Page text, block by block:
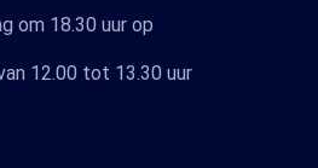
om 18.30 uur op
12.00 tot 13.30 uur